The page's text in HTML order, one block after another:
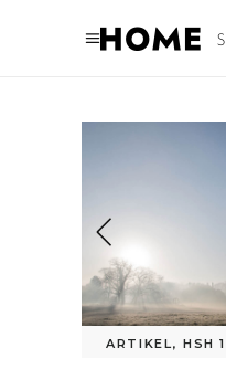
ARTIKEL, HSH